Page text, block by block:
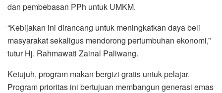
dan pembebasan PPh untuk UMKM.
“Kebijakan ini dirancang untuk meningkatkan daya beli
masyarakat sekaligus mendorong pertumbuhan ekonomi,”
tutur Hj. Rahmawati Zainal Paliwang.
Ketujuh, program makan bergizi gratis untuk pelajar.
Program prioritas ini bertujuan membangun generasi emas